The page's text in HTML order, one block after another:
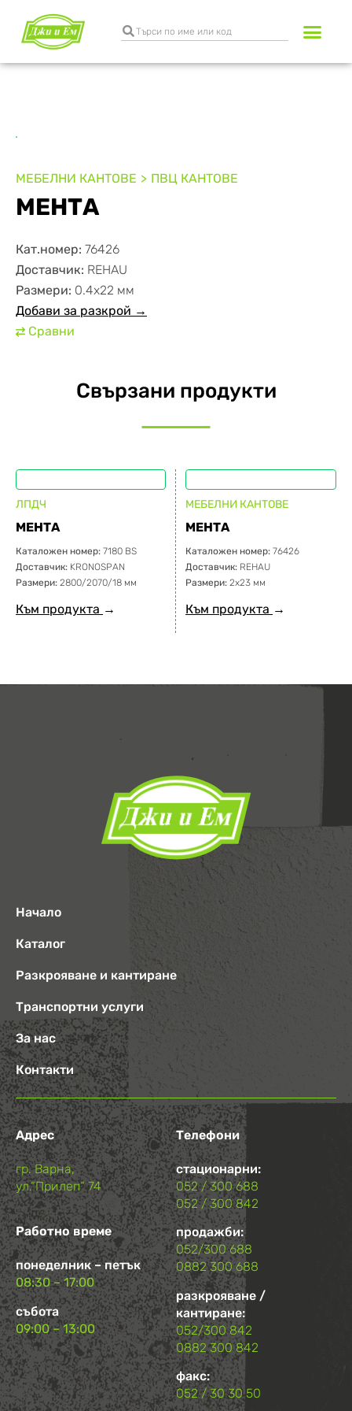
МЕБЕЛНИ КАНТОВЕ ПВЦ КАНТОВЕ
МЕНТА
Кат.номер: 76426
Доставчик: REHAU
Размери: 0.4х22 мм
Добави за разкрой →
⇄ Сравни
Свързани продукти
ЛПДЧ
МЕНТА
Каталожен номер: 7180 BS
Доставчик: KRONOSPAN
Размери: 2800/2070/18 мм
Към продукта →
МЕБЕЛНИ КАНТОВЕ
МЕНТА
Каталожен номер: 76426
Доставчик: REHAU
Размери: 2х23 мм
Към продукта →
Начало
Каталог
Разкрояване и кантиране
Транспортни услуги
За нас
Контакти
Адрес
гр. Варна,
ул.“Прилеп“ 74
Работно време
понеделник – петък
08:30 – 17:00
събота
09:00 – 13:00
Телефони
стационарни:
052 / 300 688
052 / 300 842
продажби:
052/300 688
0882 300 688
разкрояване /
кантиране:
052/300 842
0882 300 842
факс:
052 / 30 30 50